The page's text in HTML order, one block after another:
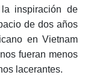
inspiración de
de dos años
en Vietnam
fueran menos
lacerantes.